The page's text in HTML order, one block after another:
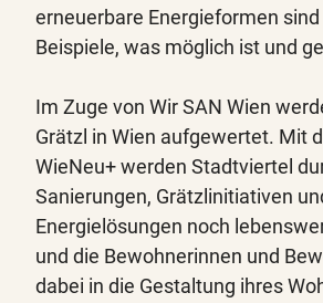
erneuerbare Energieformen
Beispiele, was möglich ist und
Im Zuge von Wir SAN Wien
Grätzl in Wien aufgewertet. Mit
WieNeu+ werden Stadtviertel
Sanierungen, Grätzlinitiativen
Energielösungen noch
und die Bewohnerinnen und
dabei in die Gestaltung ihres